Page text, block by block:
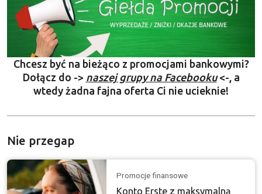
Chcesz być na bieżąco z promocjami bankowymi?
Dołącz do -> naszej grupy na Facebooku<-, a
wtedy żadna fajna oferta Ci nie ucieknie!
Nie przegap
Promocje finansowe
Konto Erste z maksymalną